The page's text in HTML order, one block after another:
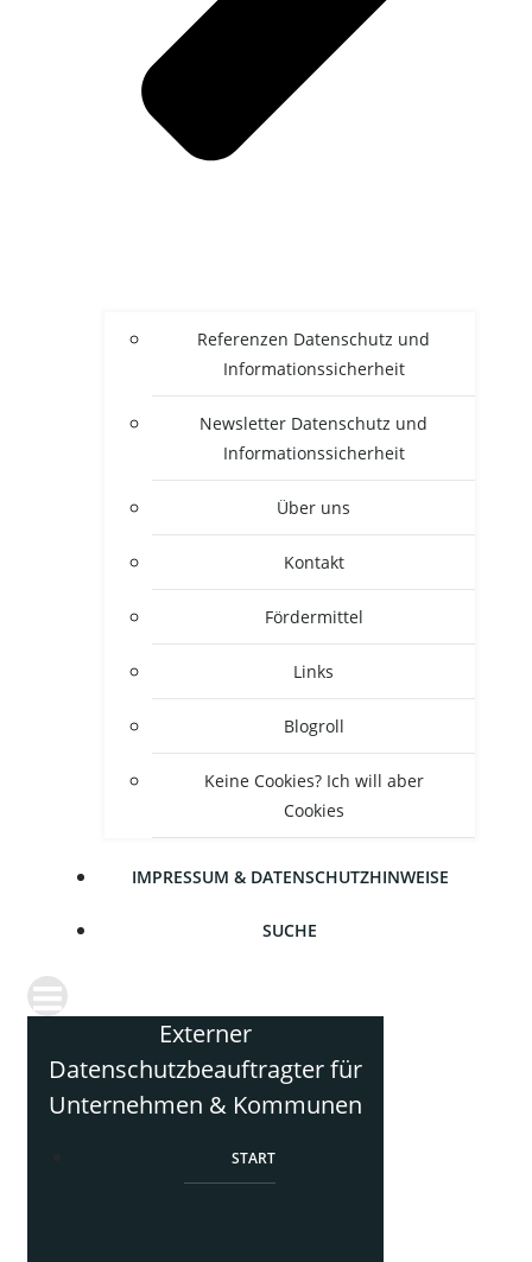
Refe­ren­zen Daten­schutz und
Informationssicherheit
News­let­ter Daten­schutz und
Informationssicherheit
Über uns
Kon­takt
För­der­mit­tel
Links
Blogroll
Kei­ne Coo­kies? Ich will aber
Cookies
IMPRES­SUM & DATENSCHUTZHINWEISE
SUCHE
Externer
Datenschutzbeauftragter für
Unternehmen & Kommunen
START